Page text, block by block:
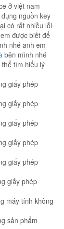
ở việt nam
nguồn key
có rất nhiều lỗi
được biết để
nhé anh em
bên mình nhé
tìm hiểu lý
giấy phép
giấy phép
giấy phép
giấy phép
giấy phép
giấy phép
máy tính không
sản phẩm